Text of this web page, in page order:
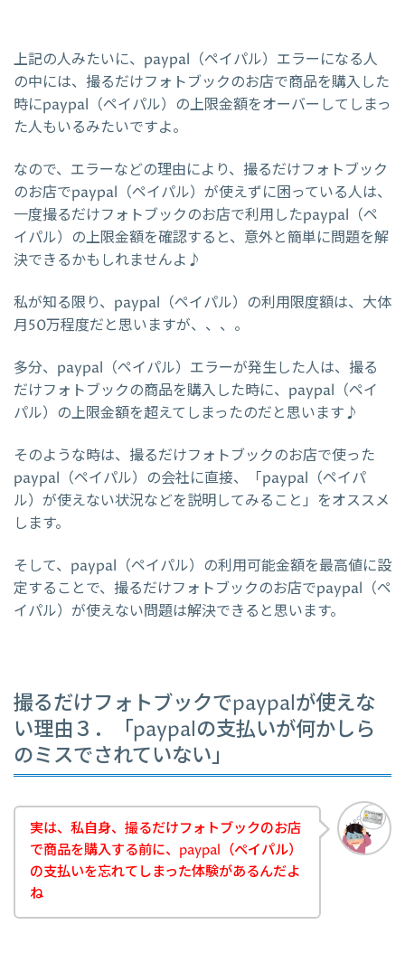
上記の人みたいに、paypal（ペイパル）エラーになる人
の中には、撮るだけフォトブックのお店で商品を購入した
時にpaypal（ペイパル）の上限金額をオーバーしてしまっ
た人もいるみたいですよ。
なので、エラーなどの理由により、撮るだけフォトブック
のお店でpaypal（ペイパル）が使えずに困っている人は、
一度撮るだけフォトブックのお店で利用したpaypal（ペ
イパル）の上限金額を確認すると、意外と簡単に問題を解
決できるかもしれませんよ♪
私が知る限り、paypal（ペイパル）の利用限度額は、大体
月50万程度だと思いますが、、、。
多分、paypal（ペイパル）エラーが発生した人は、撮る
だけフォトブックの商品を購入した時に、paypal（ペイ
パル）の上限金額を超えてしまったのだと思います♪
そのような時は、撮るだけフォトブックのお店で使った
paypal（ペイパル）の会社に直接、「paypal（ペイパ
ル）が使えない状況などを説明してみること」をオススメ
します。
そして、paypal（ペイパル）の利用可能金額を最高値に設
定することで、撮るだけフォトブックのお店でpaypal（ペ
イパル）が使えない問題は解決できると思います。
撮るだけフォトブックでpaypalが使えな
い理由３．「paypalの支払いが何かしら
のミスでされていない」
実は、私自身、撮るだけフォトブックのお店
で商品を購入する前に、paypal（ペイパル）
の支払いを忘れてしまった体験があるんだよ
ね